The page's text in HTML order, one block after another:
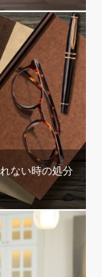
ない時の処分